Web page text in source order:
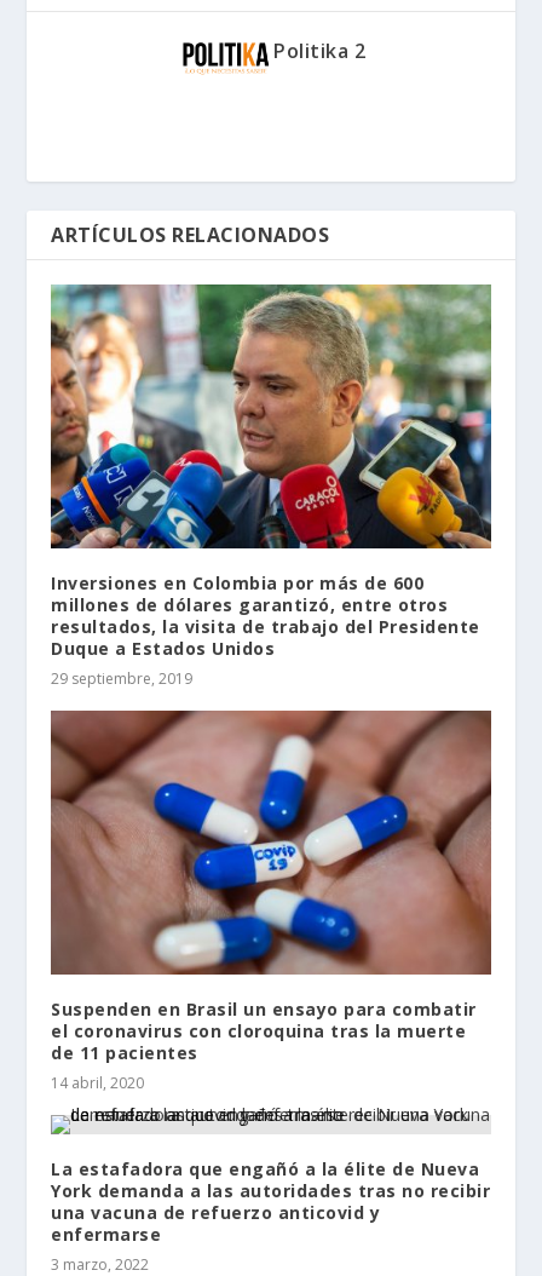
Politika 2
ARTÍCULOS RELACIONADOS
Inversiones en Colombia por más de 600
millones de dólares garantizó, entre otros
resultados, la visita de trabajo del Presidente
Duque a Estados Unidos
29 septiembre, 2019
Suspenden en Brasil un ensayo para combatir
el coronavirus con cloroquina tras la muerte
de 11 pacientes
14 abril, 2020
La estafadora que engañó a la élite de Nueva
York demanda a las autoridades tras no recibir
una vacuna de refuerzo anticovid y
enfermarse
3 marzo, 2022